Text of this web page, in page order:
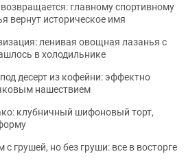
главному спортивному
вернут историческое имя
ленивая овощная лазанья с
в холодильнике
десерт из кофейни: эффектно
нашествием
клубничный шифоновый торт,
с грушей, но без груши: все в восторге